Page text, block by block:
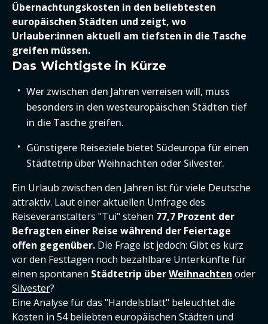
Übernachtungskosten in den beliebtesten
europäischen Städten und zeigt, wo
Urlauber:innen aktuell am tiefsten in die Tasche
greifen müssen.
Das Wichtigste in Kürze
Wer zwischen den Jahren verreisen will, muss
besonders in den westeuropäischen Städten tief
in die Tasche greifen.
Günstigere Reiseziele bietet Südeuropa für einen
Städtetrip über Weihnachten oder Silvester.
Ein Urlaub zwischen den Jahren ist für viele Deutsche
attraktiv. Laut einer aktuellen Umfrage des
Reiseveranstalters "Tui" stehen 77,7 Prozent der
Befragten einer Reise während der Feiertage
offen gegenüber. Die Frage ist jedoch: Gibt es kurz
vor den Festtagen noch bezahlbare Unterkünfte für
einen spontanen Städtetrip überWeihnachten oder
Silvester?
Eine Analyse für das "Handelsblatt" beleuchtet die
Kosten in 54 beliebten europäischen Städten und